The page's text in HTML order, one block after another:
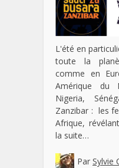
L'été en
toute la
comme en
Amérique du
Nigeria,
Zanzibar : les
Afrique,
la suite…
Par Sylvie